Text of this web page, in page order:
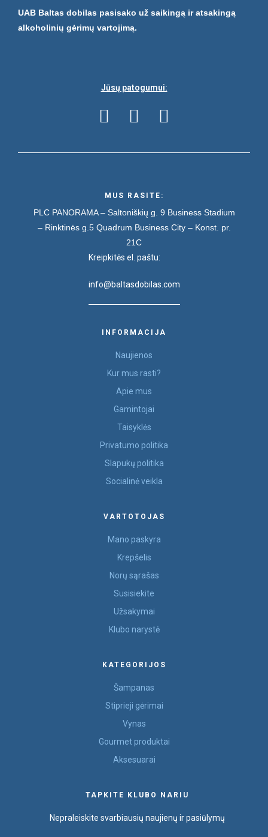
UAB Baltas dobilas pasisako už saikingą ir atsakingą
alkoholinių gėrimų vartojimą.
Jūsų patogumui:
MUS RASITE:
PLC PANORAMA – Saltoniškių g. 9 Business Stadium
– Rinktinės g.5 Quadrum Business City – Konst. pr.
21C
Kreipkitės el. paštu:
info@baltasdobilas.com
INFORMACIJA
Naujienos
Kur mus rasti?
Apie mus
Gamintojai
Taisyklės
Privatumo politika
Slapukų politika
Socialinė veikla
VARTOTOJAS
Mano paskyra
Krepšelis
Norų sąrašas
Susisiekite
Užsakymai
Klubo narystė
KATEGORIJOS
Šampanas
Stiprieji gėrimai
Vynas
Gourmet produktai
Aksesuarai
TAPKITE KLUBO NARIU
Nepraleiskite svarbiausių naujienų ir pasiūlymų